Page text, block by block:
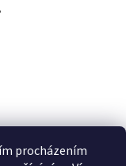
procházením